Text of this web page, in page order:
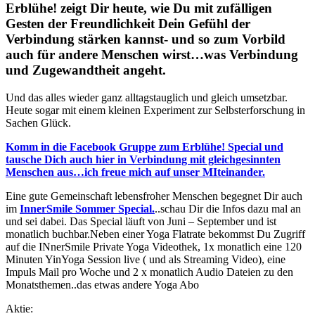
Erblühe! zeigt Dir heute, wie Du mit zufälligen
Gesten der Freundlichkeit Dein Gefühl der
Verbindung stärken kannst- und so zum Vorbild
auch für andere Menschen wirst…was Verbindung
und Zugewandtheit angeht.
Und das alles wieder ganz alltagstauglich und gleich umsetzbar.
Heute sogar mit einem kleinen Experiment zur Selbsterforschung in
Sachen Glück.
Komm in die Facebook Gruppe zum Erblühe! Special und
tausche Dich auch hier in Verbindung mit gleichgesinnten
Menschen aus…ich freue mich auf unser MIteinander.
Eine gute Gemeinschaft lebensfroher Menschen begegnet Dir auch
im InnerSmile Sommer Special...schau Dir die Infos dazu mal an
und sei dabei. Das Special läuft von Juni – September und ist
monatlich buchbar.Neben einer Yoga Flatrate bekommst Du Zugriff
auf die INnerSmile Private Yoga Videothek, 1x monatlich eine 120
Minuten YinYoga Session live ( und als Streaming Video), eine
Impuls Mail pro Woche und 2 x monatlich Audio Dateien zu den
Monatsthemen..das etwas andere Yoga Abo
Aktie: